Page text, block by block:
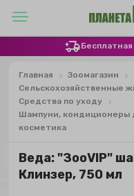
Главная
Зоомагазин
Сельскохозяйственные
Средства по уходу
Шампуни, кондиционеры
косметика
Веда: "ЗооVIP"
Клинзер, 750 мл